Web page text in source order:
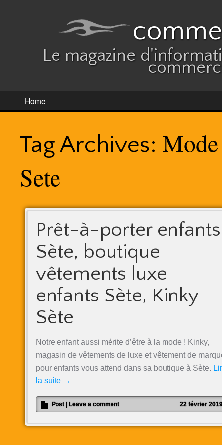
Le magazine
Home
Tag Archives:
Sete
Prêt-à-porter enfants
Sète, boutique
vêtements luxe
enfants Sète, Kinky
Sète
Notre enfant aussi mérite d’être à la mode ! Kinky,
magasin de vêtements de luxe et vêtement de
pour enfants vous attend dans sa boutique à Sète.
la suite →
Post Leave a comment 22 février 2019